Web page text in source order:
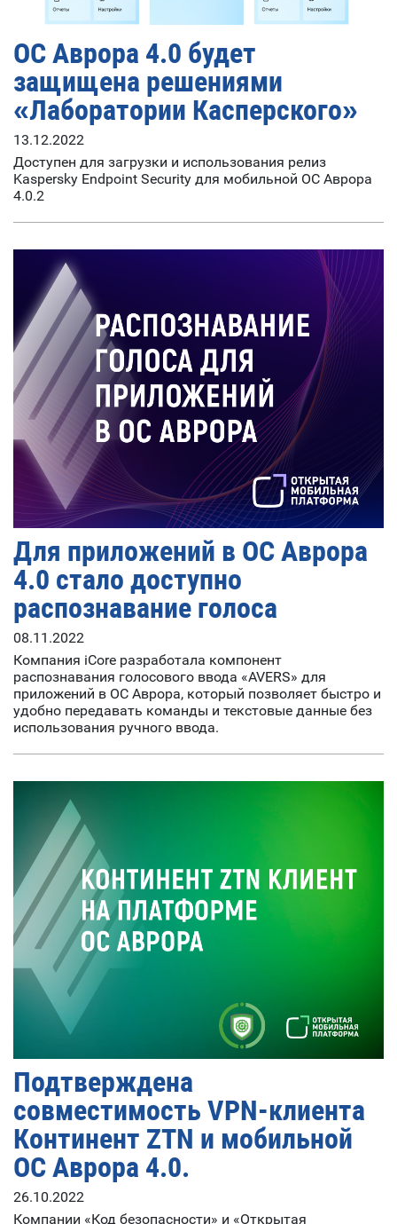
ОС Аврора 4.0 будет
защищена решениями
«Лаборатории Касперского»
13.12.2022
Доступен для загрузки и использования релиз
Kaspersky Endpoint Security для мобильной ОС Аврора
4.0.2
Для приложений в ОС Аврора
4.0 стало доступно
распознавание голоса
08.11.2022
Компания iCore разработала компонент
распознавания голосового ввода «AVERS» для
приложений в ОС Аврора, который позволяет быстро и
удобно передавать команды и текстовые данные без
использования ручного ввода.
Подтверждена
совместимость VPN-клиента
Континент ZTN и мобильной
ОС Аврора 4.0.
26.10.2022
Компании «Код безопасности» и «Открытая